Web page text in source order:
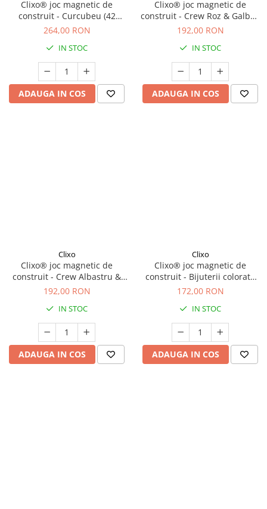
Clixo® joc magnetic de
construit - Curcubeu (42
piese)
264,00 RON
IN STOC
ADAUGA IN COS
Clixo® joc magnetic de
construit - Crew Roz & Galben
(30 piese)
192,00 RON
IN STOC
ADAUGA IN COS
Clixo
Clixo® joc magnetic de
construit - Crew Albastru &
Verde (30 piese)
192,00 RON
IN STOC
ADAUGA IN COS
Clixo
Clixo® joc magnetic de
construit - Bijuterii colorate
(28 piese)
172,00 RON
IN STOC
ADAUGA IN COS